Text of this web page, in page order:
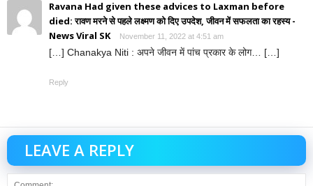
Ravana Had given these advices to Laxman before
died: रावण मरने से पहले लक्ष्मण को दिए उपदेश, जीवन में सफलता का रहस्य -
News Viral SK
November 11, 2022 at 4:51 am
[…] Chanakya Niti : अपने जीवन में पांच प्रकार के लोग… […]
Reply
LEAVE A REPLY